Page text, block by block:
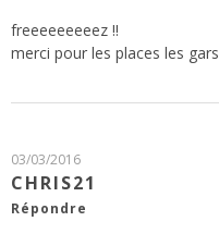
freeeeeeeeez !!
merci pour les places les gars
03/03/2016
CHRIS21
Répondre